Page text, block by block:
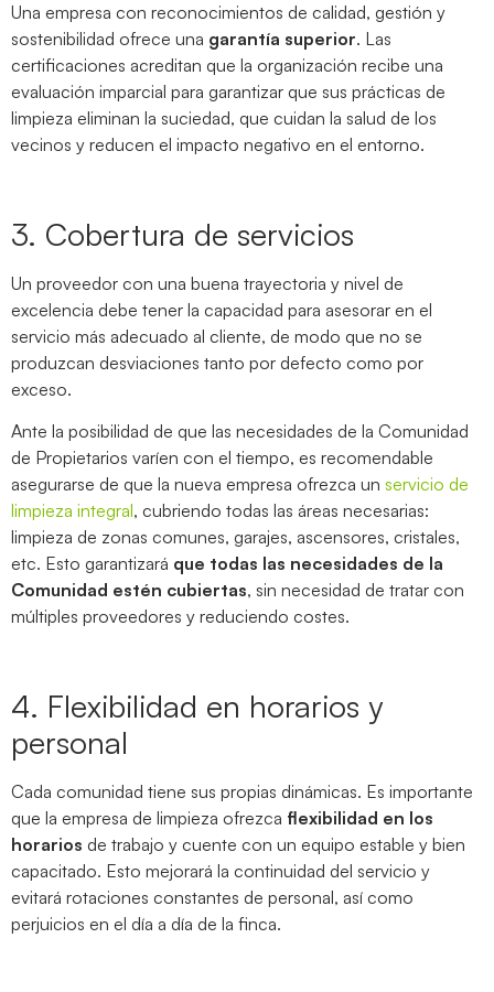
Una empresa con reconocimientos de calidad, gestión y
sostenibilidad ofrece una garantía superior. Las
certificaciones acreditan que la organización recibe una
evaluación imparcial para garantizar que sus prácticas de
limpieza eliminan la suciedad, que cuidan la salud de los
vecinos y reducen el impacto negativo en el entorno.
3. Cobertura de servicios
Un proveedor con una buena trayectoria y nivel de
excelencia debe tener la capacidad para asesorar en el
servicio más adecuado al cliente, de modo que no se
produzcan desviaciones tanto por defecto como por
exceso.
Ante la posibilidad de que las necesidades de la Comunidad
de Propietarios varíen con el tiempo, es recomendable
asegurarse de que la nueva empresa ofrezca un servicio de
limpieza integral, cubriendo todas las áreas necesarias:
limpieza de zonas comunes, garajes, ascensores, cristales,
etc. Esto garantizará que todas las necesidades de la
Comunidad estén cubiertas, sin necesidad de tratar con
múltiples proveedores y reduciendo costes.
4. Flexibilidad en horarios y
personal
Cada comunidad tiene sus propias dinámicas. Es importante
que la empresa de limpieza ofrezca flexibilidad en los
horarios de trabajo y cuente con un equipo estable y bien
capacitado. Esto mejorará la continuidad del servicio y
evitará rotaciones constantes de personal, así como
perjuicios en el día a día de la finca.